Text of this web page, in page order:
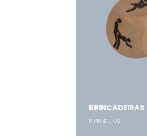
BRINCADEIRAS
8 PRODUTOS